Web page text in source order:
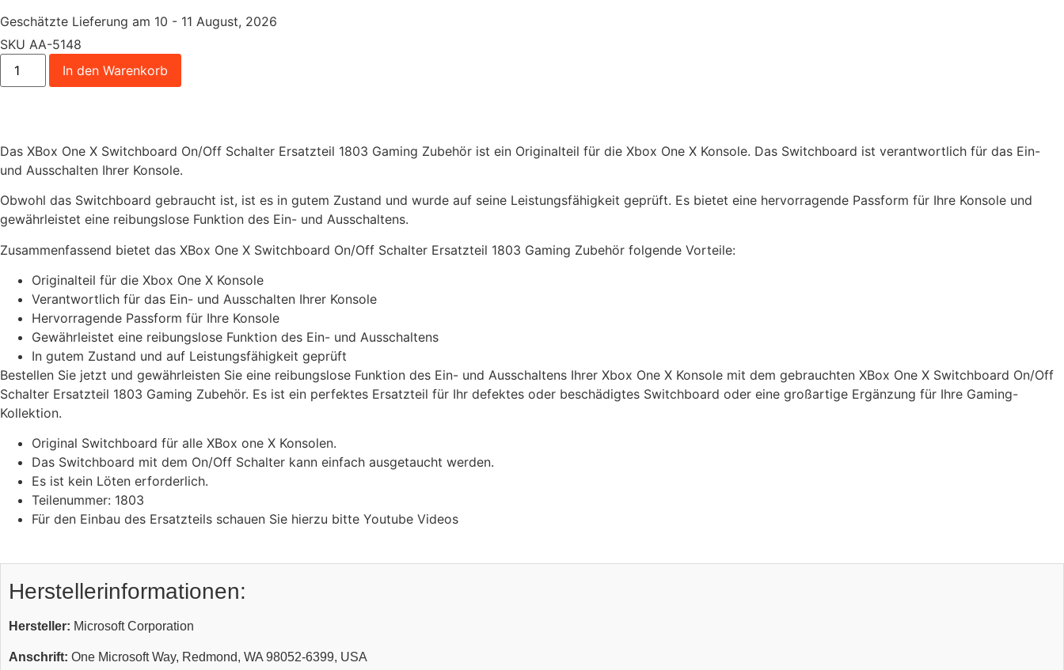
Geschätzte Lieferung am 10 - 11 August, 2026
SKU AA-5148
In den Warenkorb
Das XBox One X Switchboard On/Off Schalter Ersatzteil 1803 Gaming Zubehör ist ein Originalteil für die Xbox One X Konsole. Das Switchboard ist verantwortlich für das Ein-
und Ausschalten Ihrer Konsole.
Obwohl das Switchboard gebraucht ist, ist es in gutem Zustand und wurde auf seine Leistungsfähigkeit geprüft. Es bietet eine hervorragende Passform für Ihre Konsole und
gewährleistet eine reibungslose Funktion des Ein- und Ausschaltens.
Zusammenfassend bietet das XBox One X Switchboard On/Off Schalter Ersatzteil 1803 Gaming Zubehör folgende Vorteile:
Originalteil für die Xbox One X Konsole
Verantwortlich für das Ein- und Ausschalten Ihrer Konsole
Hervorragende Passform für Ihre Konsole
Gewährleistet eine reibungslose Funktion des Ein- und Ausschaltens
In gutem Zustand und auf Leistungsfähigkeit geprüft
Bestellen Sie jetzt und gewährleisten Sie eine reibungslose Funktion des Ein- und Ausschaltens Ihrer Xbox One X Konsole mit dem gebrauchten XBox One X Switchboard On/Off
Schalter Ersatzteil 1803 Gaming Zubehör. Es ist ein perfektes Ersatzteil für Ihr defektes oder beschädigtes Switchboard oder eine großartige Ergänzung für Ihre Gaming-
Kollektion.
Original Switchboard für alle XBox one X Konsolen.
Das Switchboard mit dem On/Off Schalter kann einfach ausgetaucht werden.
Es ist kein Löten erforderlich.
Teilenummer: 1803
Für den Einbau des Ersatzteils schauen Sie hierzu bitte Youtube Videos
Herstellerinformationen:
Hersteller: Microsoft Corporation
Anschrift: One Microsoft Way, Redmond, WA 98052-6399, USA